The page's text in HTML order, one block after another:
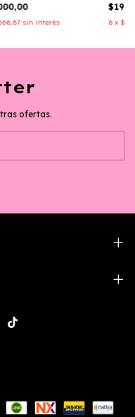
sin interés 6 x
ofertas.